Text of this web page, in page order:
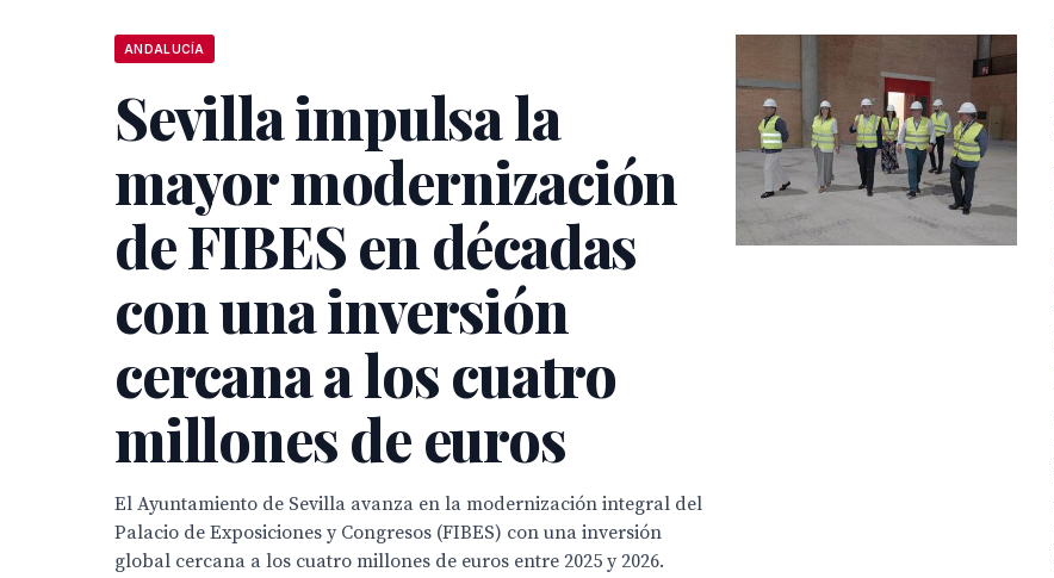
ANDALUCÍA
Sevilla impulsa la
mayor modernización
de FIBES en décadas
con una inversión
cercana a los cuatro
millones de euros
El Ayuntamiento de Sevilla avanza en la modernización integral del
Palacio de Exposiciones y Congresos (FIBES) con una inversión
global cercana a los cuatro millones de euros entre 2025 y 2026.